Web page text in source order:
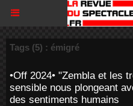
Tags (5) : émigré
•Off 2024• "Zembla et les
sensible nous plongeant
des sentiments humains